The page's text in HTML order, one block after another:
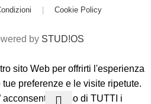
Cookie Policy
by STUD!OS
sito Web per offrirti l'esperienza
preferenze e le visite ripetute.
acconsenti all'uso di TUTTI i